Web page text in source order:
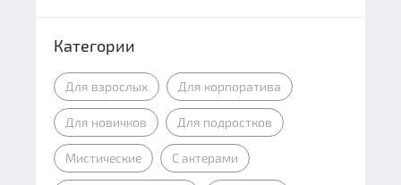
Категории
Для взрослых Для корпоратива
Для новичков Для подростков
Мистические С актерами